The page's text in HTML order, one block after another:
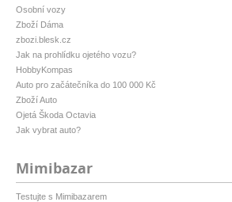
Osobní vozy
Zboží Dáma
zbozi.blesk.cz
Jak na prohlídku ojetého vozu?
HobbyKompas
Auto pro začátečníka do 100 000 Kč
Zboží Auto
Ojetá Škoda Octavia
Jak vybrat auto?
Mimibazar
Testujte s Mimibazarem